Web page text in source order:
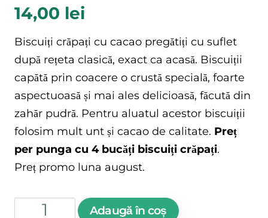
14,00 lei
Biscuiți crăpați cu cacao pregătiți cu suflet
după rețeta clasică, exact ca acasă. Biscuiții
capătă prin coacere o crustă specială, foarte
aspectuoasă și mai ales delicioasă, făcută din
zahăr pudră. Pentru aluatul acestor biscuiții
folosim mult unt și cacao de calitate. Preț
per punga cu 4 bucăți biscuiți crăpați.
Preț promo luna august.
Cantitate
Adaugă în coș